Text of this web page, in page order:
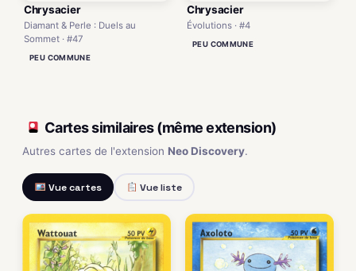
Chrysacier
Diamant & Perle : Duels au
Sommet · #47
PEU COMMUNE
Chrysacier
Évolutions · #4
PEU COMMUNE
Cartes similaires (même extension)
Autres cartes de l'extension Neo Discovery.
Vue cartes Vue liste